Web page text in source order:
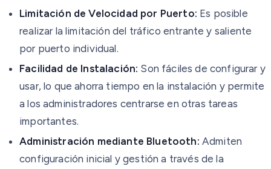
Limitación de Velocidad por Puerto: Es posible
realizar la limitación del tráfico entrante y saliente
por puerto individual.
Facilidad de Instalación: Son fáciles de configurar y
usar, lo que ahorra tiempo en la instalación y permite
a los administradores centrarse en otras tareas
importantes.
Administración mediante Bluetooth: Admiten
configuración inicial y gestión a través de la